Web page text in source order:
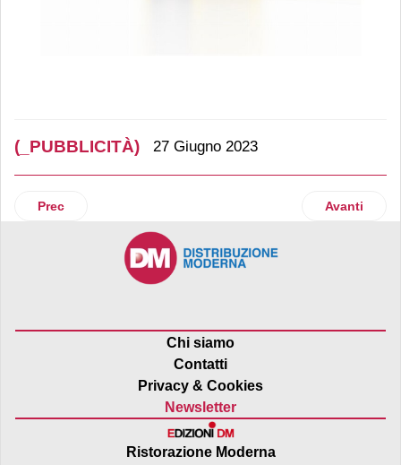
(_PUBBLICITÀ) 27 Giugno 2023
Articolo precedente: Martini Alimentare, torna la limited
Prec Articolo
Avanti
Chi siamo
Contatti
Privacy & Cookies
Newsletter
Ristorazione Moderna